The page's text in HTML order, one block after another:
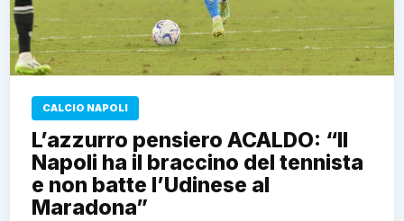
CALCIO NAPOLI
L’azzurro pensiero ACALDO: “Il
Napoli ha il braccino del tennista
e non batte l’Udinese al
Maradona”